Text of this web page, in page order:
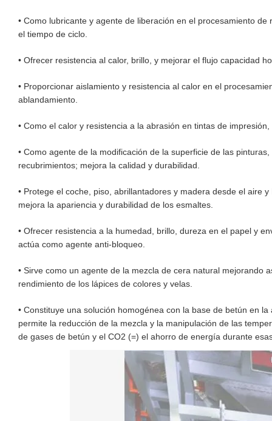
• Como lubricante y agente de liberación en el procesamiento
el tiempo de ciclo.
• Ofrecer resistencia al calor, brillo, y mejorar el flujo capacidad
• Proporcionar aislamiento y resistencia al calor en el
ablandamiento.
• Como el calor y resistencia a la abrasión en tintas de
• Como agente de la modificación de la superficie de las
recubrimientos; mejora la calidad y durabilidad.
• Protege el coche, piso, abrillantadores y madera desde el aire
mejora la apariencia y durabilidad de los esmaltes.
• Ofrecer resistencia a la humedad, brillo, dureza en el papel y
actúa como agente anti-bloqueo.
• Sirve como un agente de la mezcla de cera natural
rendimiento de los lápices de colores y velas.
• Constituye una solución homogénea con la base de betún en
permite la reducción de la mezcla y la manipulación de las
de gases de betún y el CO2 (=) el ahorro de energía durante